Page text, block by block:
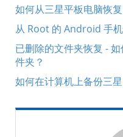
如何从三星平板电脑恢
从 Root 的 Android 手
已删除的文件夹恢复 -
件夹？
如何在计算机上备份三